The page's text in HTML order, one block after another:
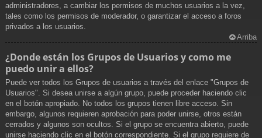
administradores, a cambiar los permisos de muchos usuarios a la vez,
tales como los permisos de moderador, o garantizar el acceso a foros
privados a los usuarios.
Arriba
¿Donde están los Grupos de Usuarios y como me
puedo unir a ellos?
Puede ver todos los Grupos de usuarios a través del enlace "Grupos de
Usuarios". Si desea unirse a algún grupo, puede proceder haciendo clic
en el botón apropiado. No todos los grupos tienen libre acceso. Sin
embargo, algunos requieren aprobación para poder unirse, otros están
cerrados y algunos son ocultos. Si el grupo se encuentra abierto, puede
unirse haciendo clic en el botón correspondiente. Si el grupo requiere de